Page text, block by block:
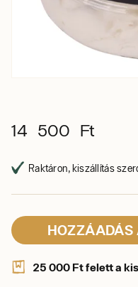
14 500 Ft
Raktáron, kiszállítás
HOZZÁADÁS
25 000 Ft felett a